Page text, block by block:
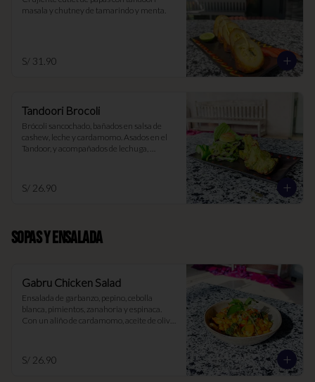
masala y chutney de tamarindo y menta.
S/ 31.90
Tandoori Brocoli
Brócoli sancochado, bañados en salsa de
cashew, leche y cardamomo. Asados en el
Tandoor, y acompañados de lechuga,
S/ 26.90
SOPAS Y ENSALADA
Gabru Chicken Salad
Ensalada de garbanzo, pepino, cebolla
blanca, pimientos, zanahoria y espinaca.
Con un aliño de cardamomo, aceite de oliva,
S/ 26.90